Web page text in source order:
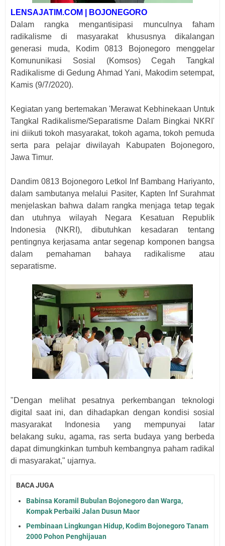
LENSAJATIM.COM | BOJONEGORO
Dalam rangka mengantisipasi munculnya faham
radikalisme di masyarakat khususnya dikalangan
generasi muda, Kodim 0813 Bojonegoro menggelar
Komununikasi Sosial (Komsos) Cegah Tangkal
Radikalisme di Gedung Ahmad Yani, Makodim setempat,
Kamis (9/7/2020).
Kegiatan yang bertemakan 'Merawat Kebhinekaan Untuk
Tangkal Radikalisme/Separatisme Dalam Bingkai NKRI'
ini diikuti tokoh masyarakat, tokoh agama, tokoh pemuda
serta para pelajar diwilayah Kabupaten Bojonegoro,
Jawa Timur.
Dandim 0813 Bojonegoro Letkol Inf Bambang Hariyanto,
dalam sambutanya melalui Pasiter, Kapten Inf Surahmat
menjelaskan bahwa dalam rangka menjaga tetap tegak
dan utuhnya wilayah Negara Kesatuan Republik
Indonesia (NKRI), dibutuhkan kesadaran tentang
pentingnya kerjasama antar segenap komponen bangsa
dalam pemahaman bahaya radikalisme atau
separatisme.
"Dengan melihat pesatnya perkembangan teknologi
digital saat ini, dan dihadapkan dengan kondisi sosial
masyarakat Indonesia yang mempunyai latar
belakang suku, agama, ras serta budaya yang berbeda
dapat dimungkinkan tumbuh kembangnya paham radikal
di masyarakat," ujarnya.
BACA JUGA
Babinsa Koramil Bubulan Bojonegoro dan Warga,
Kompak Perbaiki Jalan Dusun Maor
Pembinaan Lingkungan Hidup, Kodim Bojonegoro Tanam
2000 Pohon Penghijauan